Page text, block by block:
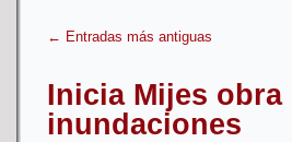
← Entradas más antiguas
Inicia Mijes
inundaciones